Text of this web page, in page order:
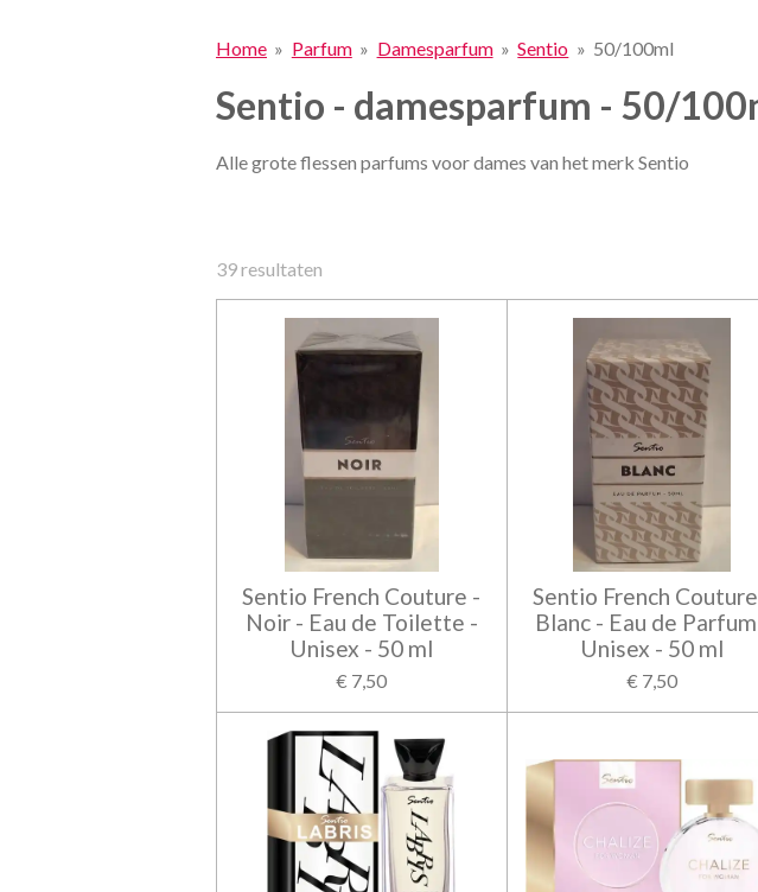
Home » Parfum » Damesparfum » Sentio » 50/100ml
Sentio - damesparfum - 50/
Alle grote flessen parfums voor dames van het merk Sentio
39 resultaten
Sentio French Couture -
Noir - Eau de Toilette -
Unisex - 50 ml
€ 7,50
Sentio French
Blanc - Eau de
Unisex - 50 ml
€ 7,50